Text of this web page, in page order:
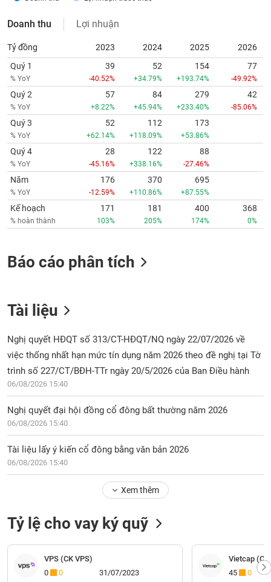
Doanh thu Lợi nhuận
Tỷ đồng 2023 2024 2025
2026
Quý 1
% YoY
39
-40.52%
52
+34.79%
154
+193.74%
77
-49.92%
Quý 2
% YoY
57
+8.22%
84
+45.94%
279
+233.40%
42
-85.06%
Quý 3
% YoY
52
+62.14%
112
+118.09%
173
+53.86%
Quý 4
% YoY
28
-45.16%
122
+338.16%
88
-27.46%
Năm
% YoY
176
-12.59%
370
+110.86%
695
+87.55%
Kế hoạch
% hoàn thành
171
103%
181
205%
400
174%
368
0%
Báo cáo phân tích
Tài liệu
Nghị quyết HĐQT số 313/CT-HĐQT/NQ ngày 22/07/2026 về
việc thống nhất hạn mức tín dụng năm 2026 theo đề nghị tại Tờ
trình số 227/CT/BĐH-TTr ngày 20/5/2026 của Ban Điều hành
06/08/2026 15:40
Nghị quyết đại hội đồng cổ đông bất thường năm 2026
06/08/2026 15:40
Tài liệu lấy ý kiến cổ đông bằng văn bản 2026
06/08/2026 15:40
Xem thêm
Tỷ lệ cho vay ký quỹ
VPS (CK VPS)
0
0 31/07/2023
Vietcap
45
0